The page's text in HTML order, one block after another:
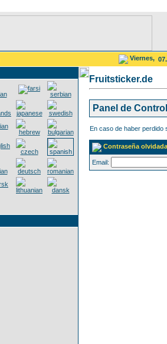
Viernes,
Fruitsticker.de
Panel de Control
En caso de haber perdido
Contraseña olvidada
Email: